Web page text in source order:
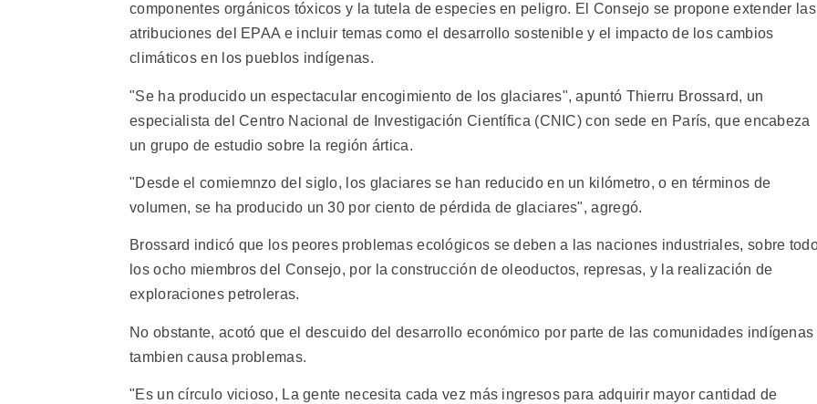
componentes orgánicos tóxicos y la tutela de especies en peligro. El Consejo se propone extender las
atribuciones del EPAA e incluir temas como el desarrollo sostenible y el impacto de los cambios
climáticos en los pueblos indígenas.
"Se ha producido un espectacular encogimiento de los glaciares", apuntó Thierru Brossard, un
especialista del Centro Nacional de Investigación Científica (CNIC) con sede en París, que encabeza
un grupo de estudio sobre la región ártica.
"Desde el comiemnzo del siglo, los glaciares se han reducido en un kilómetro, o en términos de
volumen, se ha producido un 30 por ciento de pérdida de glaciares", agregó.
Brossard indicó que los peores problemas ecológicos se deben a las naciones industriales, sobre
los ocho miembros del Consejo, por la construcción de oleoductos, represas, y la realización de
exploraciones petroleras.
No obstante, acotó que el descuido del desarrollo económico por parte de las comunidades indígenas
tambien causa problemas.
"Es un círculo vicioso, La gente necesita cada vez más ingresos para adquirir mayor cantidad de